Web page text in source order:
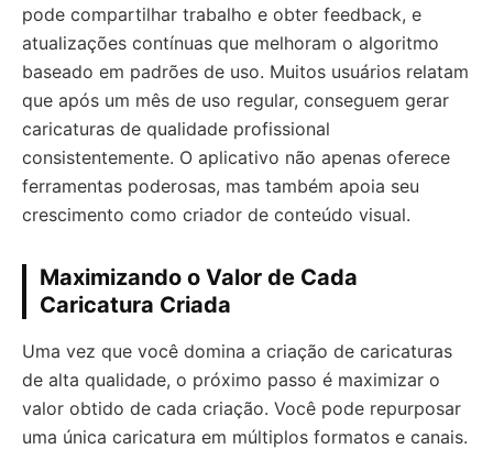
pode compartilhar trabalho e obter feedback, e
atualizações contínuas que melhoram o algoritmo
baseado em padrões de uso. Muitos usuários relatam
que após um mês de uso regular, conseguem gerar
caricaturas de qualidade profissional
consistentemente. O aplicativo não apenas oferece
ferramentas poderosas, mas também apoia seu
crescimento como criador de conteúdo visual.
Maximizando o Valor de Cada
Caricatura Criada
Uma vez que você domina a criação de caricaturas
de alta qualidade, o próximo passo é maximizar o
valor obtido de cada criação. Você pode repurposar
uma única caricatura em múltiplos formatos e canais.